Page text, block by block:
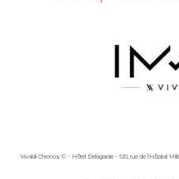
Vivaldi Chronos © - Hôtel Delagarde - 120, rue de l'Hôpital